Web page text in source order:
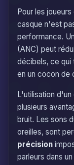
Pour les
casque n'est
performance.
(ANC) peut
décibels, ce qui
en un cocon de
L'utilisation d'un
plusieurs
bruit. Les sons
oreilles, sont
précision
parleurs dans